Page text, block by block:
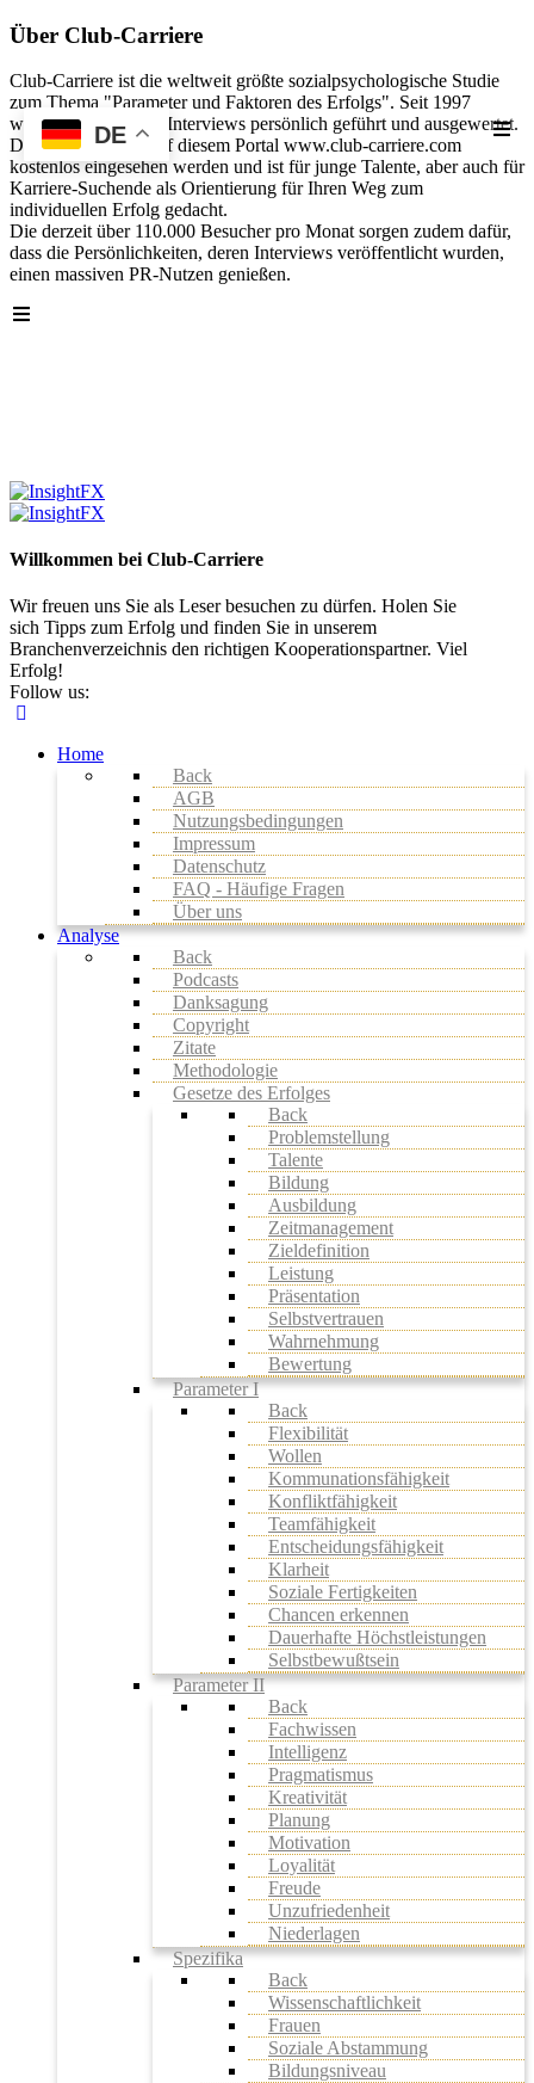
DE
Über Club-Carriere
Club-Carriere ist die weltweit größte sozialpsychologische Studie
zum Thema "Parameter und Faktoren des Erfolgs". Seit 1997
wurden über 40.000 Interviews persönlich geführt und ausgewertet.
Die Analyse kann auf diesem Portal www.club-carriere.com
kostenlos eingesehen werden und ist für junge Talente, aber auch für
Karriere-Suchende als Orientierung für Ihren Weg zum
individuellen Erfolg gedacht.
Die derzeit über 110.000 Besucher pro Monat sorgen zudem dafür,
dass die Persönlichkeiten, deren Interviews veröffentlicht wurden,
einen massiven PR-Nutzen genießen.
Willkommen bei Club-Carriere
Wir freuen uns Sie als Leser besuchen zu dürfen. Holen Sie
sich Tipps zum Erfolg und finden Sie in unserem
Branchenverzeichnis den richtigen Kooperationspartner. Viel
Erfolg!
Follow us:
Home
Back
AGB
Nutzungsbedingungen
Impressum
Datenschutz
FAQ - Häufige Fragen
Über uns
Analyse
Back
Podcasts
Danksagung
Copyright
Zitate
Methodologie
Gesetze des Erfolges
Back
Problemstellung
Talente
Bildung
Ausbildung
Zeitmanagement
Zieldefinition
Leistung
Präsentation
Selbstvertrauen
Wahrnehmung
Bewertung
Parameter I
Back
Flexibilität
Wollen
Kommunationsfähigkeit
Konfliktfähigkeit
Teamfähigkeit
Entscheidungsfähigkeit
Klarheit
Soziale Fertigkeiten
Chancen erkennen
Dauerhafte Höchstleistungen
Selbstbewußtsein
Parameter II
Back
Fachwissen
Intelligenz
Pragmatismus
Kreativität
Planung
Motivation
Loyalität
Freude
Unzufriedenheit
Niederlagen
Spezifika
Back
Wissenschaftlichkeit
Frauen
Soziale Abstammung
Bildungsniveau